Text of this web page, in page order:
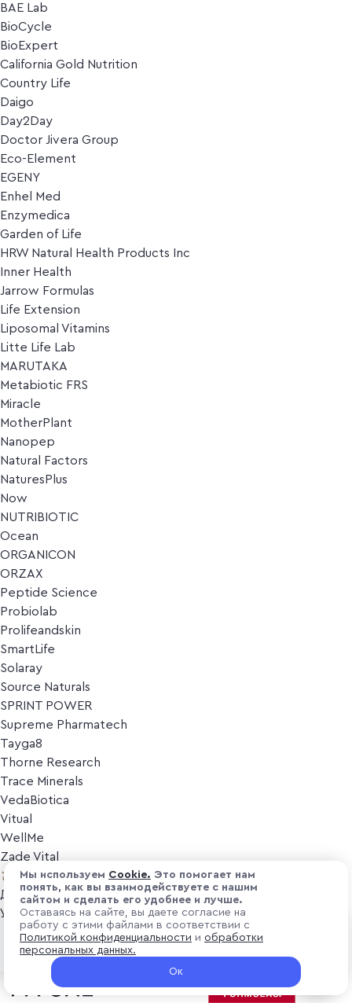
BAE Lab
BioCycle
BioExpert
California Gold Nutrition
Country Life
Daigo
Day2Day
Doctor Jivera Group
Eco-Element
EGENY
Enhel Med
Enzymedica
Garden of Life
HRW Natural Health Products Inc
Inner Health
Jarrow Formulas
Life Extension
Liposomal Vitamins
Litte Life Lab
MARUTAKA
Metabiotic FRS
Miracle
MotherPlant
Nanopep
Natural Factors
NaturesPlus
Now
NUTRIBIOTIC
Ocean
ORGANICON
ORZAX
Peptide Science
Probiolab
Prolifeandskin
SmartLife
Solaray
Source Naturals
SPRINT POWER
Supreme Pharmatech
Tayga8
Thorne Research
Trace Minerals
VedaBiotica
Vitual
WellMe
Zade Vital
Косметика
Дезодоранты
Уход за лицом
Уход за телом
Популярные бренды
₽ 1 900
+ 57 ₽ витуальками
В корзину
Мы используем Cоokіе. Это помогает нам
понять, как вы взаимодействуете с нашим
сайтом и сделать его удобнее и лучше.
Оставаясь на сайте, вы даете согласие на
работу с этими файлами в соответствии с
Политикой конфиденциальности и обработки
персональных данных.
Ок